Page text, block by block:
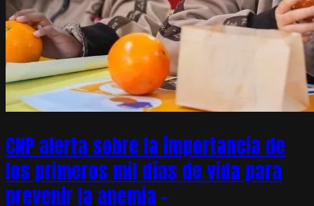
CNP alerta sobre la importancia de
los primeros mil días de vida para
prevenir la anemia –